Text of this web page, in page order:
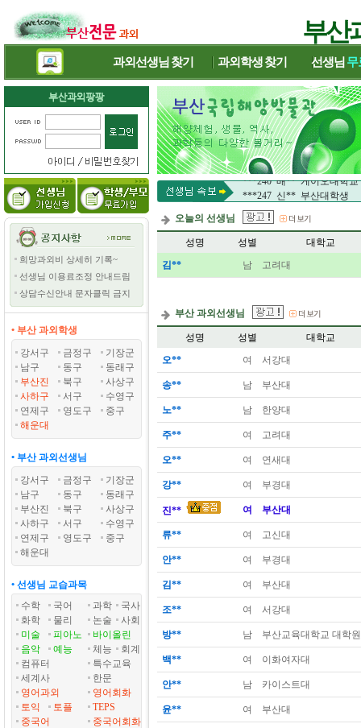
부산
과외선생님 찾기 과외학생찾기 선생님 무
희망과외비 상세히 기록~
선생님 이용료조정 안내드림
상담수신안내 문자클릭 금지
• 부산 과외학생
강서구
금정구
기장군
남구
동구
동래구
부산진
북구
사상구
사하구
서구
수영구
연제구
영도구
중구
해운대
• 부산 과외선생님
강서구
금정구
기장군
남구
동구
동래구
부산진
북구
사상구
사하구
서구
수영구
연제구
영도구
중구
해운대
• 선생님 교습과목
수학
국어 과학
국사
화학
물리 논술
사회
미술
피아노
바이올린
음악
예능 체능
회계
컴퓨터
특수교육
세계사
한문
영어과외
영어회화
토익
토플
TEPS
중국어
중국어회화
***256 주** 고려대학교
***251 이** 성균관대학교
***237 김** 비엔나대학생
***240 배** 게이오대학교
***247 신** 부산대학생
***251 이** 성균관대학교
***237 김** 비엔나대학생
***240 배** 게이오대학교
***247 신** 부산대학생
오늘의 선생님
성명 성별
대학교
김**
남 고려대
부산 과외선생님
성명 성별
대학교
오**
여 서강대
송** 남 부산대
노** 남 한양대
주** 여 고려대
오** 여 연새대
강** 여 부경대
진** 여 부산대
류** 여 고신대
안** 여 부경대
김** 여 부산대
조** 여 서강대
방** 남 부산교육대학교 대학원
백** 여 이화여자대
안** 남 카이스트대
윤** 여 부산대